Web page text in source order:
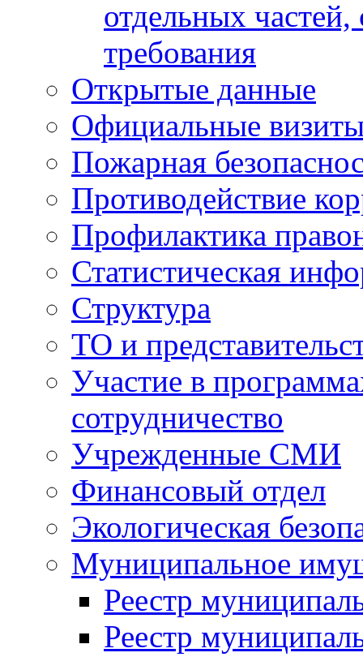
отдельных
требования
Открытые данные
Официальные
Пожарная
Противодействие
Профилактика
Статистическая
Структура
ТО и
Участие в
сотрудничество
Учрежденные СМИ
Финансовый отдел
Экологическая
Муниципальное
Реестр
Реестр